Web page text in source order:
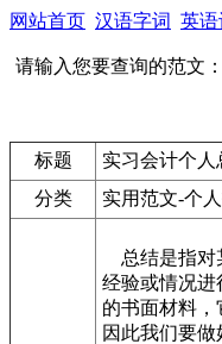
网站首页 汉语字词 英语
请输入您要查询的范文：
标题
实习会计个人
分类
实用范文-个
总结是指对
经验或情况进
的书面材料，
因此我们要